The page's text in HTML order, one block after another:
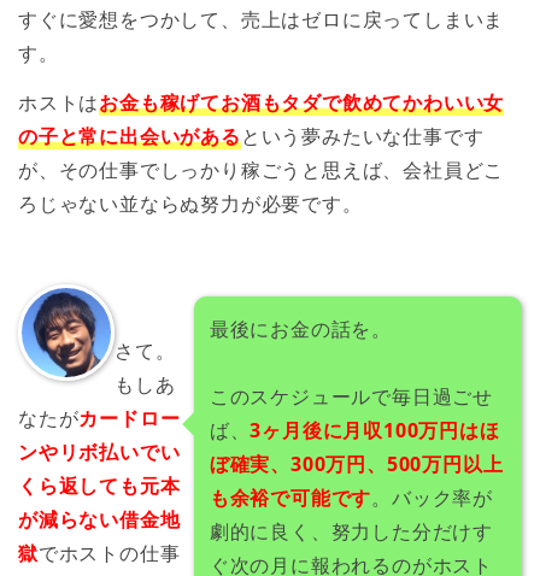
すぐに愛想をつかして、売上はゼロに戻ってしまいま
す。
ホストはお金も稼げてお酒もタダで飲めてかわいい女
の子と常に出会いがあるという夢みたいな仕事です
が、その仕事でしっかり稼ごうと思えば、会社員どこ
ろじゃない並ならぬ努力が必要です。
最後にお金の話を。
このスケジュールで毎日過ごせ
ば、3ヶ月後に月収100万円はほ
ぼ確実、300万円、500万円以上
も余裕で可能です。バック率が
劇的に良く、努力した分だけす
ぐ次の月に報われるのがホスト
さて。
もしあ
なたがカードロー
ンやリボ払いでい
くら返しても元本
が減らない借金地
獄でホストの仕事